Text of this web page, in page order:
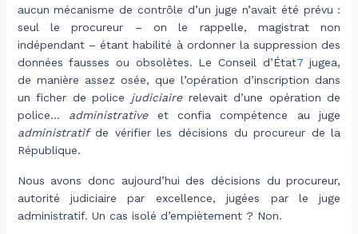
aucun mécanisme de contrôle d’un juge n’avait été prévu :
seul le procureur – on le rappelle, magistrat non
indépendant – étant habilité à ordonner la suppression des
données fausses ou obsolètes. Le Conseil d’État7 jugea,
de manière assez osée, que l’opération d’inscription dans
un ficher de police judiciairerelevait d’une opération de
police… administrativeet confia compétence au juge
administratifde vérifier les décisions du procureur de la
République.
Nous avons donc aujourd’hui des décisions du procureur,
autorité judiciaire par excellence, jugées par le juge
administratif. Un cas isolé d’empiètement ? Non.